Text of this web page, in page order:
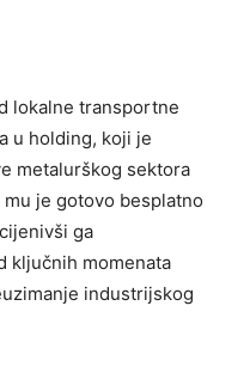
lokalne transportne
u holding, koji je
metalurškog sektora
je gotovo besplatno
ga
ključnih momenata
industrijskog